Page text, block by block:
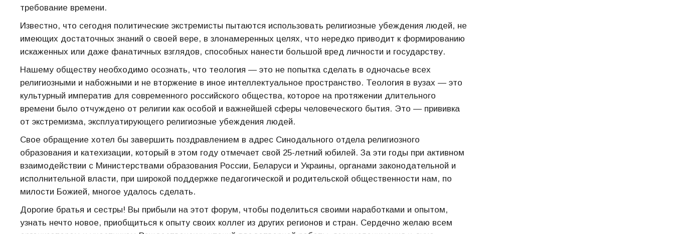
требование времени.
Известно, что сегодня политические экстремисты пытаются использовать религиозные убеждения людей, не
имеющих достаточных знаний о своей вере, в злонамеренных целях, что нередко приводит к формированию
искаженных или даже фанатичных взглядов, способных нанести большой вред личности и государству.
Нашему обществу необходимо осознать, что теология — это не попытка сделать в одночасье всех
религиозными и набожными и не вторжение в иное интеллектуальное пространство. Теология в вузах — это
культурный императив для современного российского общества, которое на протяжении длительного
времени было отчуждено от религии как особой и важнейшей сферы человеческого бытия. Это — прививка
от экстремизма, эксплуатирующего религиозные убеждения людей.
Свое обращение хотел бы завершить поздравлением в адрес Синодального отдела религиозного
образования и катехизации, который в этом году отмечает свой 25-летний юбилей. За эти годы при активном
взаимодействии с Министерствами образования России, Беларуси и Украины, органами законодательной и
исполнительной власти, при широкой поддержке педагогической и родительской общественности нам, по
милости Божией, многое удалось сделать.
Дорогие братья и сестры! Вы прибыли на этот форум, чтобы поделиться своими наработками и опытом,
узнать нечто новое, приобщиться к опыту своих коллег из других регионов и стран. Сердечно желаю всем